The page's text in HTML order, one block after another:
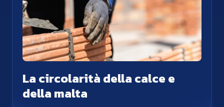
La circolarità della calce e
della malta